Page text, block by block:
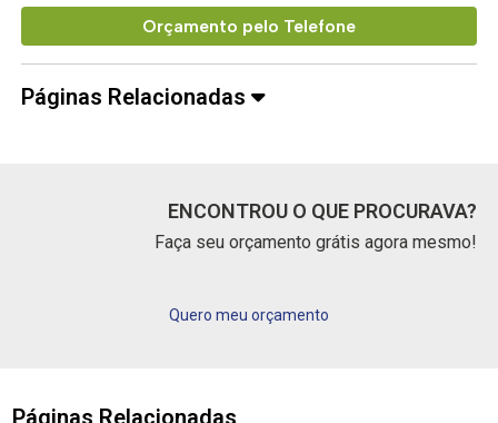
Orçamento pelo Telefone
Páginas Relacionadas
ENCONTROU O QUE PROCURAVA?
Faça seu orçamento grátis agora mesmo!
Quero meu orçamento
Páginas Relacionadas